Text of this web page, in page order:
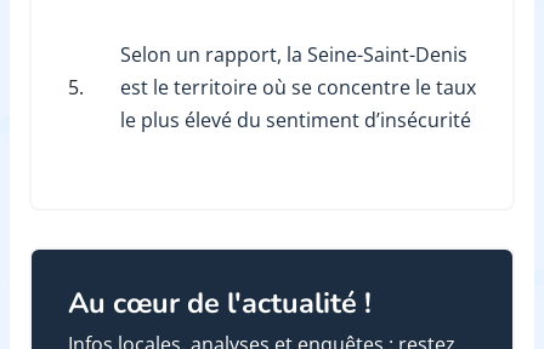
5.
Selon un rapport, la Seine-Saint-Denis
est le territoire où se concentre le taux
le plus élevé du sentiment d’insécurité
Au cœur de l'actualité !